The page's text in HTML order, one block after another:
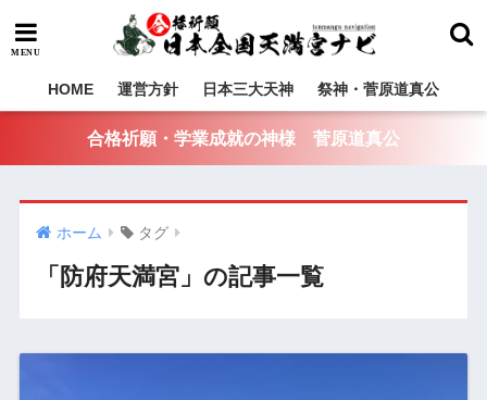
HOME 運営方針 日本三大天神 祭神・菅原道真公
合格祈願・学業成就の神様 菅原道真公
ホーム タグ
「防府天満宮」の記事一覧